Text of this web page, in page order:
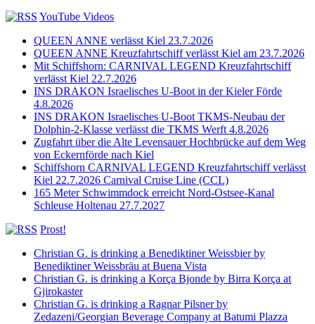
YouTube Videos
QUEEN ANNE verlässt Kiel 23.7.2026
QUEEN ANNE Kreuzfahrtschiff verlässt Kiel am 23.7.2026
Mit Schiffshorn: CARNIVAL LEGEND Kreuzfahrtschiff
verlässt Kiel 22.7.2026
INS DRAKON Israelisches U-Boot in der Kieler Förde
4.8.2026
INS DRAKON Israelisches U-Boot TKMS-Neubau der
Dolphin-2-Klasse verlässt die TKMS Werft 4.8.2026
Zugfahrt über die Alte Levensauer Hochbrücke auf dem Weg
von Eckernförde nach Kiel
Schiffshorn CARNIVAL LEGEND Kreuzfahrtschiff verlässt
Kiel 22.7.2026 Carnival Cruise Line (CCL)
165 Meter Schwimmdock erreicht Nord-Ostsee-Kanal
Schleuse Holtenau 27.7.2027
Prost!
Christian G. is drinking a Benediktiner Weissbier by
Benediktiner Weissbräu at Buena Vista
Christian G. is drinking a Korça Bjonde by Birra Korça at
Gjirokaster
Christian G. is drinking a Ragnar Pilsner by
Zedazeni/Georgian Beverage Company at Batumi Plazza